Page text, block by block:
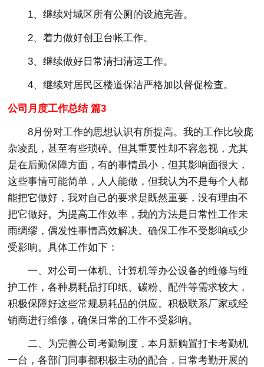
1、继续对城区所有公厕的设施完善。
2、着力做好创卫台帐工作。
3、继续做好日常清扫清运工作。
4、继续对居民区楼道保洁严格加以督促检查。
公司月度工作总结 篇3
8月份对工作的思想认识有所提高。我的工作比较庞
杂凌乱，甚至有些琐碎。但其重要性却不容忽视，尤其
是在后勤保障方面，有的事情虽小，但其影响面很大，
这些事情可能简单，人人能做，但我认为不是每个人都
能把它做好，我对自己的要求是既然重要，没有理由不
把它做好。为提高工作效率，我的方法是日常性工作未
雨绸缪，偶发性事情高效解决。确保工作不受影响或少
受影响。具体工作如下：
一、对公司一体机、计算机等办公设备的维修与维
护工作，各种易耗品打印纸、碳粉、配件等需求较大，
积极保障好这些常规易耗品的供应。积极联系厂家或经
销商进行维修，确保日常的工作不受影响。
二、为完善公司考勤制度，本月新购置打卡考勤机
一台，各部门同事都积极主动的配合，日常考勤开展的